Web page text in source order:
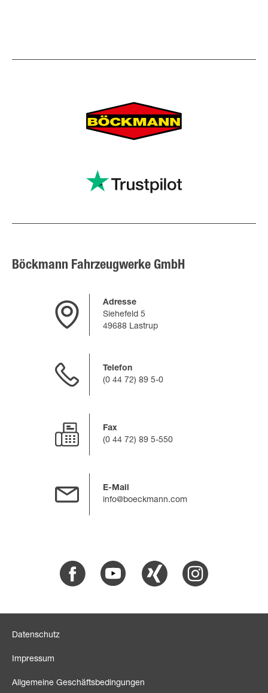
Böckmann Fahrzeugwerke GmbH
Adresse
Siehefeld 5
49688 Lastrup
Telefon
(0 44 72) 89 5-0
Fax
(0 44 72) 89 5-550
E-Mail
info@boeckmann.com
Facebook Youtube Xing Instagram
Datenschutz
Impressum
Allgemeine Geschäftsbedingungen